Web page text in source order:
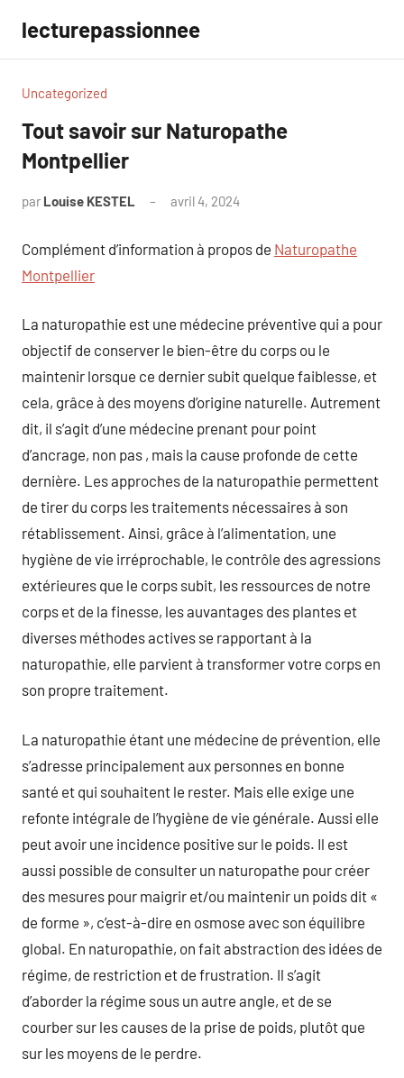
contenu
lecturepassionnee
Uncategorized
Tout savoir sur Naturopathe
Montpellier
par Louise KESTEL avril 4, 2024
Complément d’information à propos de Naturopathe
Montpellier
La naturopathie est une médecine préventive qui a pour
objectif de conserver le bien-être du corps ou le
maintenir lorsque ce dernier subit quelque faiblesse, et
cela, grâce à des moyens d’origine naturelle. Autrement
dit, il s’agit d’une médecine prenant pour point
d’ancrage, non pas , mais la cause profonde de cette
dernière. Les approches de la naturopathie permettent
de tirer du corps les traitements nécessaires à son
rétablissement. Ainsi, grâce à l’alimentation, une
hygiène de vie irréprochable, le contrôle des agressions
extérieures que le corps subit, les ressources de notre
corps et de la finesse, les auvantages des plantes et
diverses méthodes actives se rapportant à la
naturopathie, elle parvient à transformer votre corps en
son propre traitement.
La naturopathie étant une médecine de prévention, elle
s’adresse principalement aux personnes en bonne
santé et qui souhaitent le rester. Mais elle exige une
refonte intégrale de l’hygiène de vie générale. Aussi elle
peut avoir une incidence positive sur le poids. Il est
aussi possible de consulter un naturopathe pour créer
des mesures pour maigrir et/ou maintenir un poids dit «
de forme », c’est-à-dire en osmose avec son équilibre
global. En naturopathie, on fait abstraction des idées de
régime, de restriction et de frustration. Il s’agit
d’aborder la régime sous un autre angle, et de se
courber sur les causes de la prise de poids, plutôt que
sur les moyens de le perdre.